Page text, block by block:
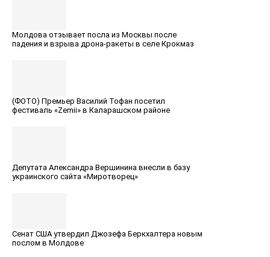
Молдова отзывает посла из Москвы после
падения и взрыва дрона-ракеты в селе Крокмаз
(ФОТО) Премьер Вaсилий Тофан посетил
фестиваль «Zemii» в Каларашском районе
Депутата Александра Вершинина внесли в базу
украинского сайта «Миротворец»
Сенат США утвердил Джозефа Беркхалтера новым
послом в Молдове